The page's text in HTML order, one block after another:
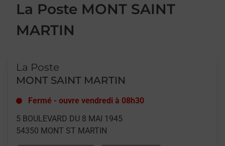
La Poste MONT SAINT
MARTIN
La Poste
MONT SAINT MARTIN
Fermé - ouvre vendredi à 08h30
5 BOULEVARD DU 8 MAI 1945
54350 MONT ST MARTIN